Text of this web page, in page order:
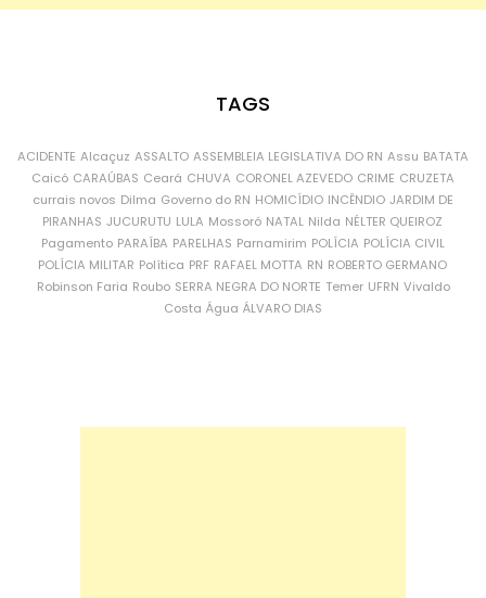
TAGS
ACIDENTE Alcaçuz ASSALTO ASSEMBLEIA LEGISLATIVA DO RN Assu BATATA
Caicó CARAÚBAS Ceará CHUVA CORONEL AZEVEDO CRIME CRUZETA
currais novos Dilma Governo do RN HOMICÍDIO INCÊNDIO JARDIM DE
PIRANHAS JUCURUTU LULA Mossoró NATAL Nilda NÉLTER QUEIROZ
Pagamento PARAÍBA PARELHAS Parnamirim POLÍCIA POLÍCIA CIVIL
POLÍCIA MILITAR Política PRF RAFAEL MOTTA RN ROBERTO GERMANO
Robinson Faria Roubo SERRA NEGRA DO NORTE Temer UFRN Vivaldo
Costa Água ÁLVARO DIAS